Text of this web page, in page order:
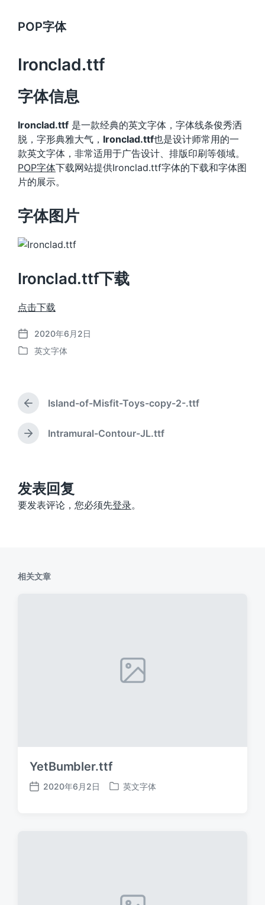
POP字体
Ironclad.ttf
字体信息
Ironclad.ttf 是一款经典的英文字体，字体线条俊秀洒
脱，字形典雅大气， Ironclad.ttf也是设计师常用的一
款英文字体，非常适用于广告设计、排版印刷等领域。
POP字体下载网站提供Ironclad.ttf字体的下载和字体图
片的展示。
字体图片
Ironclad.ttf下载
点击下载
发
布
2020年6月2日
发
英文字体
上
篇
文
章
Island-of-Misfit-Toys-copy-2-.ttf
下
：
Intramural-Contour-JL.ttf
发表回复
要发表评论，您必须先登录。
相关文章
YetBumbler.ttf
发
2020年6月2日
发
英文字体